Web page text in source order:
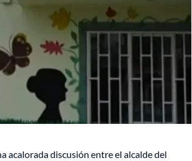
acalorada discusión entre el alcalde del